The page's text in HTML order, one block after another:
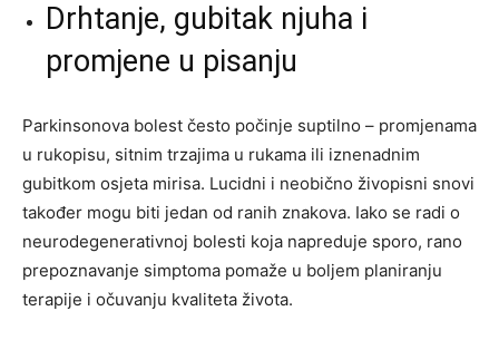
Drhtanje, gubitak njuha i
promjene u pisanju
Parkinsonova bolest često počinje suptilno – promjenama
u rukopisu, sitnim trzajima u rukama ili iznenadnim
gubitkom osjeta mirisa. Lucidni i neobično živopisni snovi
također mogu biti jedan od ranih znakova. Iako se radi o
neurodegenerativnoj bolesti koja napreduje sporo, rano
prepoznavanje simptoma pomaže u boljem planiranju
terapije i očuvanju kvaliteta života.